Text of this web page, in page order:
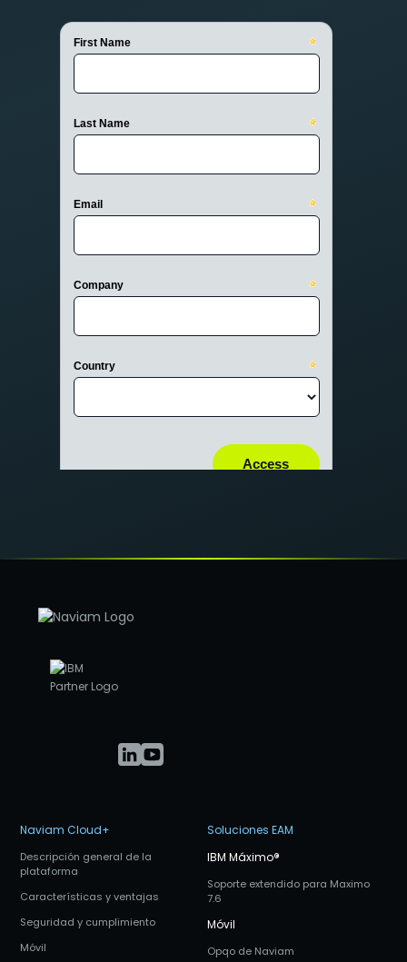
Naviam Cloud+
Descripción general de la
plataforma
Características y ventajas
Seguridad y cumplimiento
Móvil
Soluciones EAM
IBM Máximo®
Soporte extendido para Maximo
7.6
Móvil
Opqo de Naviam